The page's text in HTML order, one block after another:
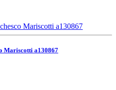
Mariscotti а130867